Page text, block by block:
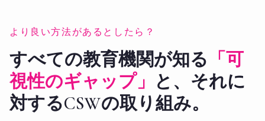
より良い方法があるとしたら？
すべての教育機関が知る 「可
視性のギャップ」 と、それに
対するCSWの取り組み。